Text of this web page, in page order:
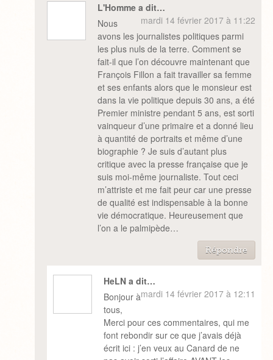
L'Homme a dit…
mardi 14 février 2017 à 11:22
Nous
avons les journalistes politiques parmi
les plus nuls de la terre. Comment se
fait-il que l’on découvre maintenant que
François Fillon a fait travailler sa femme
et ses enfants alors que le monsieur est
dans la vie politique depuis 30 ans, a été
Premier ministre pendant 5 ans, est sorti
vainqueur d’une primaire et a donné lieu
à quantité de portraits et même d’une
biographie ? Je suis d’autant plus
critique avec la presse française que je
suis moi-même journaliste. Tout ceci
m’attriste et me fait peur car une presse
de qualité est indispensable à la bonne
vie démocratique. Heureusement que
l’on a le palmipède…
Répondre
HeLN a dit…
mardi 14 février 2017 à 12:11
Bonjour à
tous,
Merci pour ces commentaires, qui me
font rebondir sur ce que j’avais déjà
écrit ici : j’en veux au Canard de ne